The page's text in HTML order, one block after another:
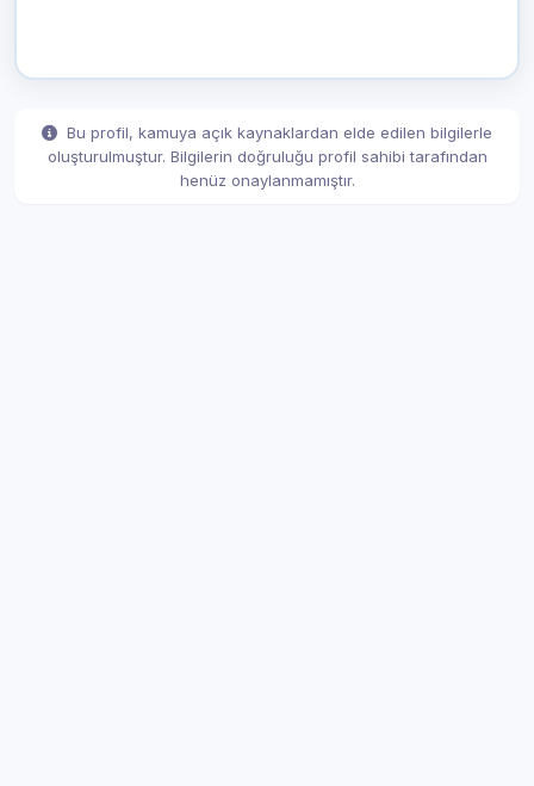
Bu profil, kamuya açık kaynaklardan elde edilen bilgilerle
oluşturulmuştur. Bilgilerin doğruluğu profil sahibi tarafından
henüz onaylanmamıştır.